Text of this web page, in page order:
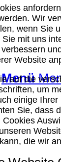
Suche
Menü
Wir
wenn Sie
mit uns
Website
auf die
um
einige Ihrer
Sie, dass
die wir